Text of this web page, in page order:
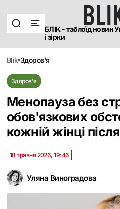
БЛІК - таблоїд новин
і зірки
blik здоров'я
Здоров'я
Менопауза без
обов'язкових
кожній жінці
Уляна Виноградова
18 травня 2026, 19:46